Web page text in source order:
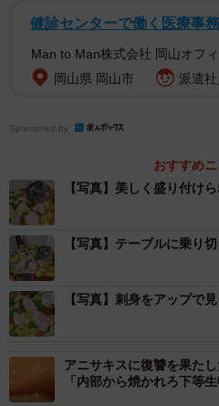
まさかのマンボウの姿造り！（提供：
健診センターで働く医療事
Man to Man株式会社 岡山オフィ
岡山県 岡山市
派遣
Sponsored by
おすすめ
【写真】美しく盛り付け
【写真】テーブルに乗り
【写真】刺身をアップで
アニサキスに復讐を果た
「内部から焼かれろ下等生